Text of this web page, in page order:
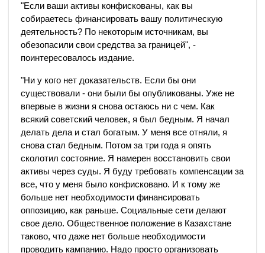
"Если ваши активы конфискованы, как вы
собираетесь финансировать вашу политическую
деятельность? По некоторым источникам, вы
обезопасили свои средства за границей", -
поинтересовалось издание.
"Ни у кого нет доказательств. Если бы они
существовали - они были бы опубликованы. Уже не
впервые в жизни я снова остаюсь ни с чем. Как
всякий советский человек, я был бедным. Я начал
делать дела и стал богатым. У меня все отняли, я
снова стал бедным. Потом за три года я опять
сколотил состояние. Я намерен восстановить свои
активы через суды. Я буду требовать компенсации за
все, что у меня было конфисковано. И к тому же
больше нет необходимости финансировать
оппозицию, как раньше. Социальные сети делают
свое дело. Общественное положение в Казахстане
таково, что даже нет больше необходимости
проводить кампанию. Надо просто организовать